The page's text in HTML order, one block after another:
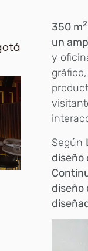
350 m2
un
y
Según
diseño
diseño